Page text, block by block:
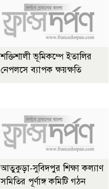
শক্তিশালী ভূমিকম্পে ইতালির
নেপলসে ব্যাপক ক্ষয়ক্ষতি
আতুকুড়া-সুবিদপুর শিক্ষা কল্যাণ
সমিতির পূর্ণাঙ্গ কমিটি গঠন